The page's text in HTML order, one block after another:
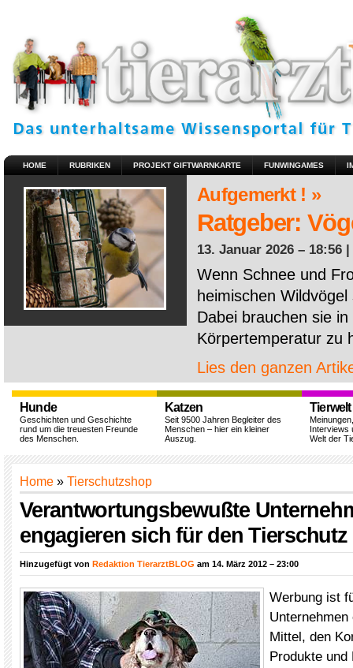
HOME RUBRIKEN PROJEKT GIFTWARNKARTE FUNWINGAMES
Aufgemerkt ! »
Ratgeber:
13. Januar 2026 – 18:56 |
Wenn Schnee und
heimischen
Dabei brauchen sie
Körpertemperatur zu
Lies den ganzen
Hunde
Geschichten und Geschichte
rund um die treuesten Freunde
des Menschen.
Katzen
Seit 9500 Jahren Begleiter des
Menschen – hier ein kleiner
Auszug.
Tierwelt
Interviews
Welt der
Home » Tierschutzshop
Verantwortungsbewußte
engagieren sich für den Tierschutz
Hinzugefügt von Redaktion TierarztBLOG am 14. März 2012 – 23:00
Werbung ist
Mittel, den
Produkte und